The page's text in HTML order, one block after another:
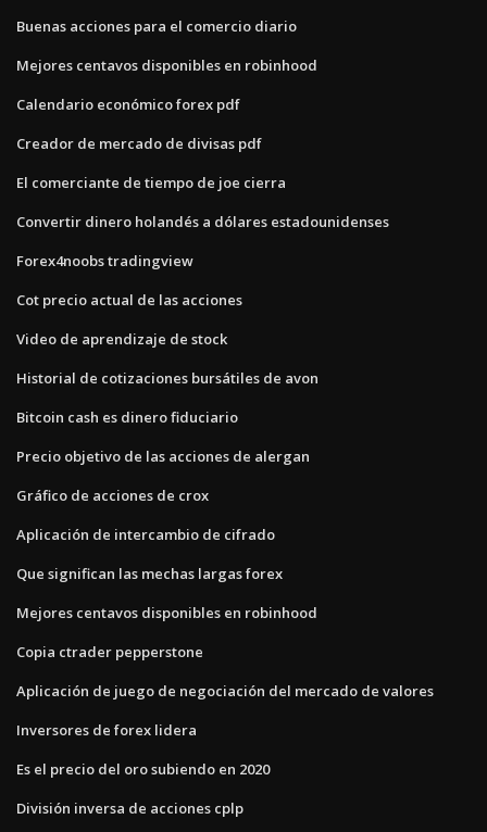
Buenas acciones para el comercio diario
Mejores centavos disponibles en robinhood
Calendario económico forex pdf
Creador de mercado de divisas pdf
El comerciante de tiempo de joe cierra
Convertir dinero holandés a dólares estadounidenses
Forex4noobs tradingview
Cot precio actual de las acciones
Video de aprendizaje de stock
Historial de cotizaciones bursátiles de avon
Bitcoin cash es dinero fiduciario
Precio objetivo de las acciones de alergan
Gráfico de acciones de crox
Aplicación de intercambio de cifrado
Que significan las mechas largas forex
Mejores centavos disponibles en robinhood
Copia ctrader pepperstone
Aplicación de juego de negociación del mercado de valores
Inversores de forex lidera
Es el precio del oro subiendo en 2020
División inversa de acciones cplp